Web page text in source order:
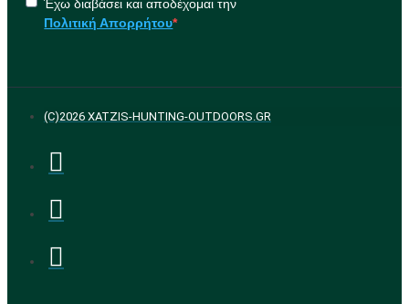
Έχω διαβάσει και αποδέχομαι την
Πολιτική Απορρήτου
(C)2026 XATZIS-HUNTING-OUTDOORS.GR